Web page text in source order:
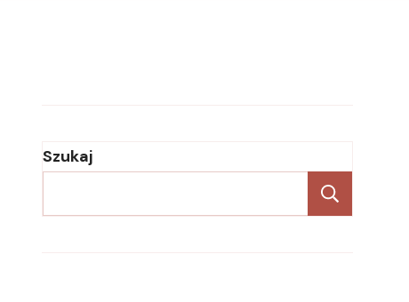
Szukaj